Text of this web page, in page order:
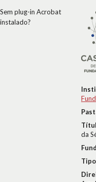
da
Sem plug-in Acrobat
instalado?